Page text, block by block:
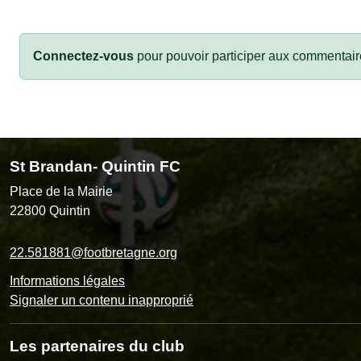
Connectez-vous pour pouvoir participer aux
St Brandan- Quintin FC
Place de la Mairie
22800 Quintin
22.581881@footbretagne.org
Informations légales
Signaler un contenu inapproprié
Les partenaires du club